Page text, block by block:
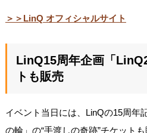
＞＞LinQ オフィシャルサイト
LinQ15周年企画「
トも販売
イベント当日には、LinQの15周年
の輪」の“手渡しの奇跡”チケット